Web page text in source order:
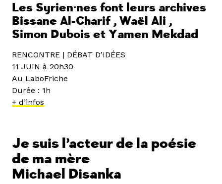
Les Syrien·nes font leurs archives
Bissane Al-Charif , Waël Ali ,
Simon Dubois et Yamen Mekdad
RENCONTRE | DÉBAT D’IDÉES
11 JUIN à 20h30
Au LaboFriche
Durée : 1h
+ d’infos
Je suis l’acteur de la poésie
de ma mère
Michael Disanka